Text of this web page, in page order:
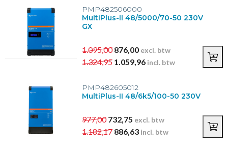
PMP482506000
MultiPlus-II 48/5000/70-50 230V
GX
1.095,00876,00 excl. btw
1.324,95 1.059,96 incl. btw
PMP482605012
MultiPlus-II 48/6k5/100-50 230V
977,00732,75 excl. btw
1.182,17 886,63 incl. btw